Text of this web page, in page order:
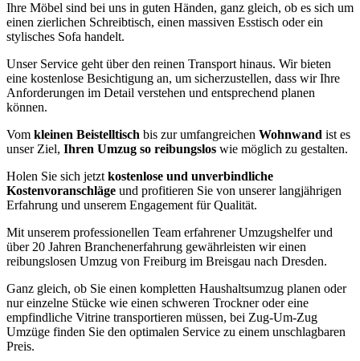
Ihre Möbel sind bei uns in guten Händen, ganz gleich, ob es sich um
einen zierlichen Schreibtisch, einen massiven Esstisch oder ein
stylisches Sofa handelt.
Unser Service geht über den reinen Transport hinaus. Wir bieten
eine kostenlose Besichtigung an, um sicherzustellen, dass wir Ihre
Anforderungen im Detail verstehen und entsprechend planen
können.
Vom kleinen Beistelltisch bis zur umfangreichen Wohnwand ist es
unser Ziel, Ihren Umzug so reibungslos wie möglich zu gestalten.
Holen Sie sich jetzt kostenlose und unverbindliche
Kostenvoranschläge und profitieren Sie von unserer langjährigen
Erfahrung und unserem Engagement für Qualität.
Mit unserem professionellen Team erfahrener Umzugshelfer und
über 20 Jahren Branchenerfahrung gewährleisten wir einen
reibungslosen Umzug von Freiburg im Breisgau nach Dresden.
Ganz gleich, ob Sie einen kompletten Haushaltsumzug planen oder
nur einzelne Stücke wie einen schweren Trockner oder eine
empfindliche Vitrine transportieren müssen, bei Zug-Um-Zug
Umzüge finden Sie den optimalen Service zu einem unschlagbaren
Preis.